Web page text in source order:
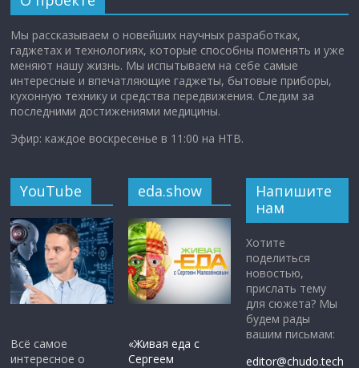
Мы рассказываем о новейших научных разработках,
гаджетах и технологиях, которые способны поменять и уже
меняют нашу жизнь. Мы испытываем на себе самые
интересные и впечатляющие гаджеты, бытовые приборы,
кухонную технику и средства передвижения. Следим за
последними достижениями медицины.
Эфир: каждое воскресенье в 11:00 на НТВ.
YouTube
Всё самое
интересное о
eda.show
«Живая еда с
Сергеем
Напишите
нам
Хотите
поделиться
новостью,
прислать тему
для сюжета? Мы
будем рады
вашим письмам:
editor@chudo.tech